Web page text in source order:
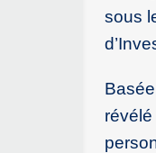
sous